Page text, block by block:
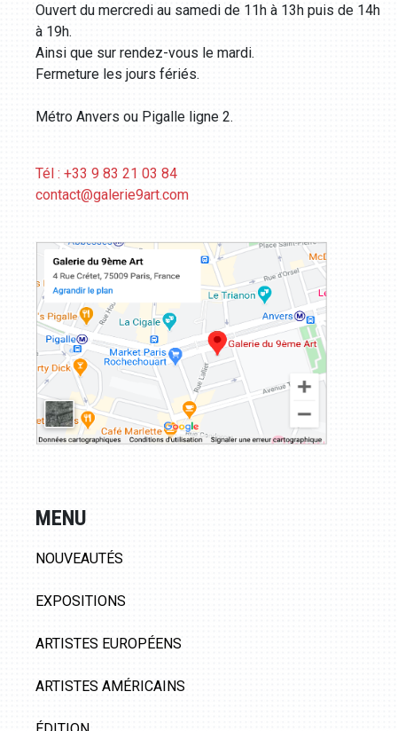
Ouvert du mercredi au samedi de 11h à 13h puis de 14h
à 19h.
Ainsi que sur rendez-vous le mardi.
Fermeture les jours fériés.
Métro Anvers ou Pigalle ligne 2.
Tél : +33 9 83 21 03 84
contact@galerie9art.com
MENU
NOUVEAUTÉS
EXPOSITIONS
ARTISTES EUROPÉENS
ARTISTES AMÉRICAINS